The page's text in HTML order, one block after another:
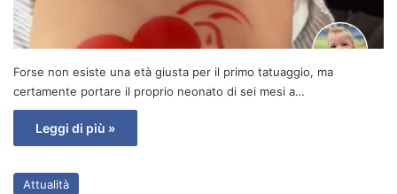
Forse non esiste una età giusta per il primo tatuaggio, ma
certamente portare il proprio neonato di sei mesi a…
Leggi di più »
Attualità